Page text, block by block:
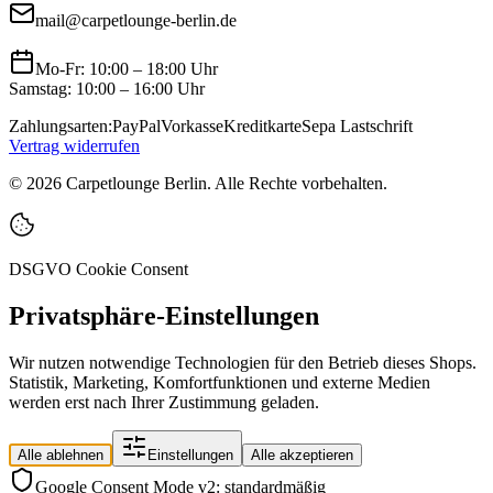
mail@carpetlounge-berlin.de
Mo-Fr: 10:00 – 18:00 Uhr
Samstag: 10:00 – 16:00 Uhr
Zahlungsarten:PayPalVorkasseKreditkarteSepa Lastschrift
Vertrag widerrufen
© 2026 Carpetlounge Berlin. Alle Rechte vorbehalten.
DSGVO Cookie Consent
Privatsphäre-Einstellungen
Wir nutzen notwendige Technologien für den Betrieb dieses Shops.
Statistik, Marketing, Komfortfunktionen und externe Medien
werden erst nach Ihrer Zustimmung geladen.
Alle ablehnen Einstellungen Alle akzeptieren
Google Consent Mode v2: standardmäßig